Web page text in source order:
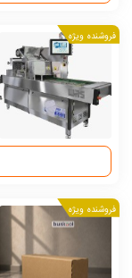
فروشنده ویژه
فروشنده ویژه